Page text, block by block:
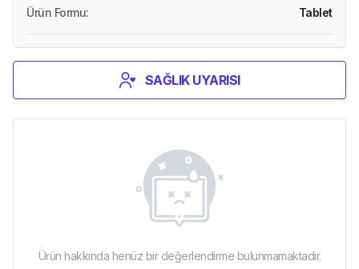
Ürün Formu: Tablet
SAĞLIK UYARISI
Ürün hakkında henüz bir değerlendirme bulunmamaktadır.